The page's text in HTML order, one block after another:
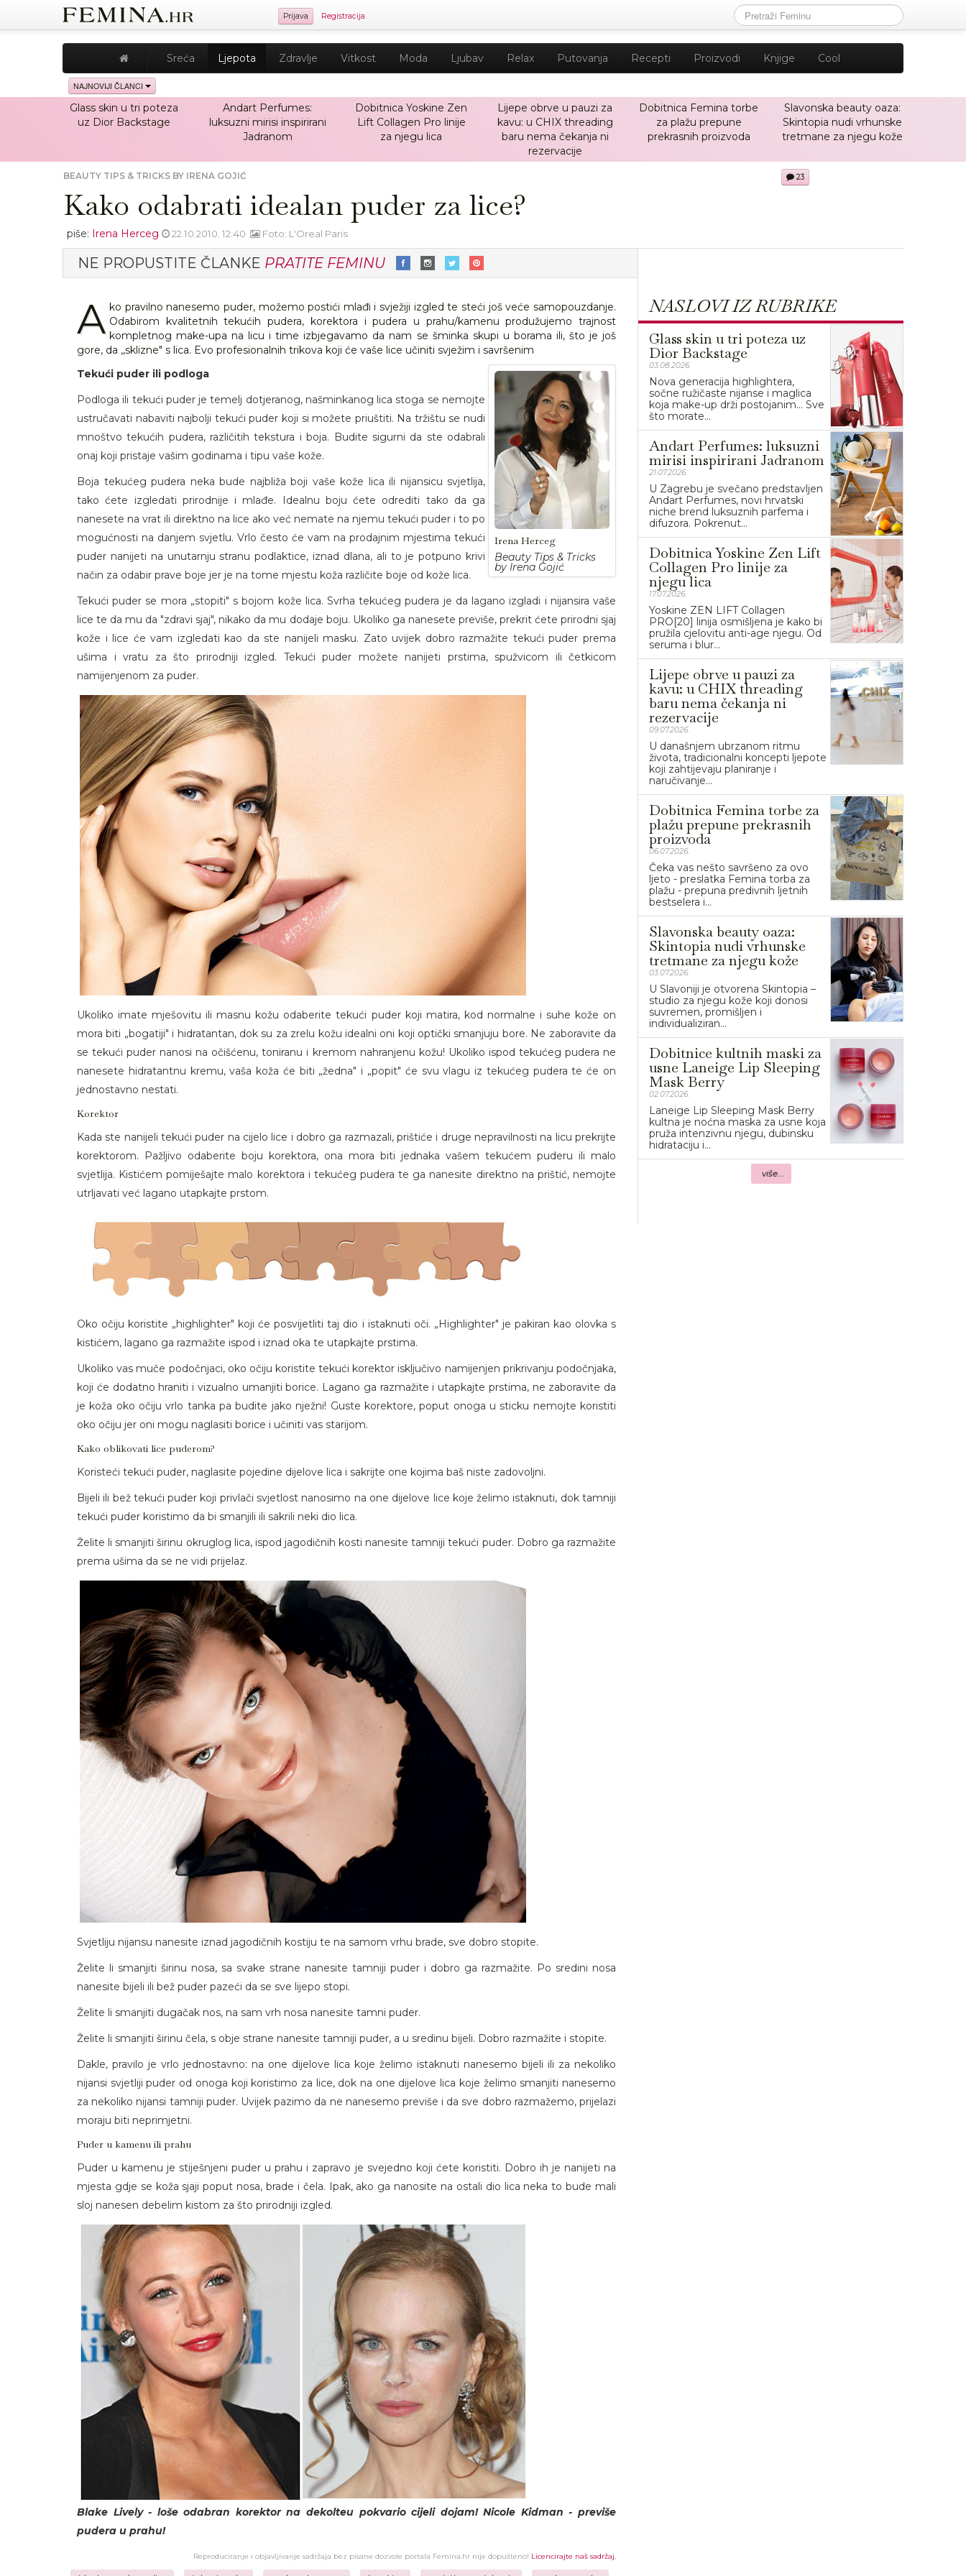
Prijava Registracija
Sreća Ljepota Zdravlje Vitkost Moda Ljubav Relax Putovanja Recepti Proizvodi Knjige Cool
NAJNOVIJI ČLANCI
Glass skin u tri poteza
uz Dior Backstage
Andart Perfumes:
luksuzni mirisi inspirirani
Jadranom
Dobitnica Yoskine Zen
Lift Collagen Pro linije
za njegu lica
Lijepe obrve u pauzi za
kavu: u CHIX threading
baru nema čekanja ni
rezervacije
Dobitnica Femina torbe
za plažu prepune
prekrasnih proizvoda
Slavonska beauty oaza:
Skintopia nudi vrhunske
tretmane za njegu kože
BEAUTY TIPS & TRICKS BY IRENA GOJIĆ
Kako odabrati idealan puder za lice?
23
piše: Irena Herceg 22.10.2010. 12:40 Foto: L'Oreal Paris
NE PROPUSTITE ČLANKE PRATITE FEMINU
A ko pravilno nanesemo puder, možemo postići mlađi i svježiji izgled te steći još veće samopouzdanje.
Odabirom kvalitetnih tekućih pudera, korektora i pudera u prahu/kamenu produžujemo trajnost
kompletnog make-upa na licu i time izbjegavamo da nam se šminka skupi u borama ili, što je još
gore, da ,,sklizne" s lica. Evo profesionalnih trikova koji će vaše lice učiniti svježim i savršenim
Irena Herceg
Beauty Tips & Tricks
by Irena Gojić
Tekući puder ili podloga
Podloga ili tekući puder je temelj dotjeranog, našminkanog lica stoga se nemojte
ustručavati nabaviti najbolji tekući puder koji si možete priuštiti. Na tržištu se nudi
mnoštvo tekućih pudera, različitih tekstura i boja. Budite sigurni da ste odabrali
onaj koji pristaje vašim godinama i tipu vaše kože.
Boja tekućeg pudera neka bude najbliža boji vaše kože lica ili nijansicu svjetlija,
tako ćete izgledati prirodnije i mlađe. Idealnu boju ćete odrediti tako da ga
nanesete na vrat ili direktno na lice ako već nemate na njemu tekući puder i to po
mogućnosti na danjem svjetlu. Vrlo često će vam na prodajnim mjestima tekući
puder nanijeti na unutarnju stranu podlaktice, iznad dlana, ali to je potpuno krivi
način za odabir prave boje jer je na tome mjestu koža različite boje od kože lica.
Tekući puder se mora „stopiti" s bojom kože lica. Svrha tekućeg pudera je da lagano izgladi i nijansira vaše
lice te da mu da "zdravi sjaj", nikako da mu dodaje boju. Ukoliko ga nanesete previše, prekrit ćete prirodni sjaj
kože i lice će vam izgledati kao da ste nanijeli masku. Zato uvijek dobro razmažite tekući puder prema
ušima i vratu za što prirodniji izgled. Tekući puder možete nanijeti prstima, spužvicom ili četkicom
namijenjenom za puder.
Ukoliko imate mješovitu ili masnu kožu odaberite tekući puder koji matira, kod normalne i suhe kože on
mora biti „bogatiji" i hidratantan, dok su za zrelu kožu idealni oni koji optički smanjuju bore. Ne zaboravite da
se tekući puder nanosi na očišćenu, toniranu i kremom nahranjenu kožu! Ukoliko ispod tekućeg pudera ne
nanesete hidratantnu kremu, vaša koža će biti „žedna" i „popit" će svu vlagu iz tekućeg pudera te će on
jednostavno nestati.
Korektor
Kada ste nanijeli tekući puder na cijelo lice i dobro ga razmazali, prištiće i druge nepravilnosti na licu prekrijte
korektorom. Pažljivo odaberite boju korektora, ona mora biti jednaka vašem tekućem puderu ili malo
svjetlija. Kistićem pomiješajte malo korektora i tekućeg pudera te ga nanesite direktno na prištić, nemojte
utrljavati već lagano utapkajte prstom.
Oko očiju koristite „highlighter" koji će posvijetliti taj dio i istaknuti oči. „Highlighter" je pakiran kao olovka s
kistićem, lagano ga razmažite ispod i iznad oka te utapkajte prstima.
Ukoliko vas muče podočnjaci, oko očiju koristite tekući korektor isključivo namijenjen prikrivanju podočnjaka,
koji će dodatno hraniti i vizualno umanjiti borice. Lagano ga razmažite i utapkajte prstima, ne zaboravite da
je koža oko očiju vrlo tanka pa budite jako nježni! Guste korektore, poput onoga u sticku nemojte koristiti
oko očiju jer oni mogu naglasiti borice i učiniti vas starijom.
Kako oblikovati lice puderom?
Koristeći tekući puder, naglasite pojedine dijelove lica i sakrijte one kojima baš niste zadovoljni.
Bijeli ili bež tekući puder koji privlači svjetlost nanosimo na one dijelove lice koje želimo istaknuti, dok tamniji
tekući puder koristimo da bi smanjili ili sakrili neki dio lica.
Želite li smanjiti širinu okruglog lica, ispod jagodičnih kosti nanesite tamniji tekući puder. Dobro ga razmažite
prema ušima da se ne vidi prijelaz.
Svjetliju nijansu nanesite iznad jagodičnih kostiju te na samom vrhu brade, sve dobro stopite.
Želite li smanjiti širinu nosa, sa svake strane nanesite tamniji puder i dobro ga razmažite. Po sredini nosa
nanesite bijeli ili bež puder pazeći da se sve lijepo stopi.
Želite li smanjiti dugačak nos, na sam vrh nosa nanesite tamni puder.
Želite li smanjiti širinu čela, s obje strane nanesite tamniji puder, a u sredinu bijeli. Dobro razmažite i stopite.
Dakle, pravilo je vrlo jednostavno: na one dijelove lica koje želimo istaknuti nanesemo bijeli ili za nekoliko
nijansi svjetliji puder od onoga koji koristimo za lice, dok na one dijelove lica koje želimo smanjiti nanesemo
za nekoliko nijansi tamniji puder. Uvijek pazimo da ne nanesemo previše i da sve dobro razmažemo, prijelazi
moraju biti neprimjetni.
Puder u kamenu ili prahu
Puder u kamenu je stiješnjeni puder u prahu i zapravo je svejedno koji ćete koristiti. Dobro ih je nanijeti na
mjesta gdje se koža sjaji poput nosa, brade i čela. Ipak, ako ga nanosite na ostali dio lica neka to bude mali
sloj nanesen debelim kistom za što prirodniji izgled.
Blake Lively - loše odabran korektor na dekolteu pokvario cijeli dojam! Nicole Kidman - previše
pudera u prahu!
Reproduciranje i objavljivanje sadržaja bez pisane dozvole portala Femina.hr nije dopušteno! Licencirajte naš sadržaj.
NASLOVI IZ RUBRIKE
Glass skin u tri poteza uz
Dior Backstage
03.08.2026.
Nova generacija highlightera,
sočne ružičaste nijanse i maglica
koja make-up drži postojanim… Sve
što morate...
Andart Perfumes: luksuzni
mirisi inspirirani Jadranom
21.07.2026.
U Zagrebu je svečano predstavljen
Andart Perfumes, novi hrvatski
niche brend luksuznih parfema i
difuzora. Pokrenut...
Dobitnica Yoskine Zen Lift
Collagen Pro linije za
njegu lica
17.07.2026.
Yoskine ZEN LIFT Collagen
PRO[20] linija osmišljena je kako bi
pružila cjelovitu anti-age njegu. Od
seruma i blur...
Lijepe obrve u pauzi za
kavu: u CHIX threading
baru nema čekanja ni
rezervacije
09.07.2026.
U današnjem ubrzanom ritmu
života, tradicionalni koncepti ljepote
koji zahtijevaju planiranje i
naručivanje...
Dobitnica Femina torbe za
plažu prepune prekrasnih
proizvoda
06.07.2026.
Čeka vas nešto savršeno za ovo
ljeto - preslatka Femina torba za
plažu - prepuna predivnih ljetnih
bestselera i...
Slavonska beauty oaza:
Skintopia nudi vrhunske
tretmane za njegu kože
03.07.2026.
U Slavoniji je otvorena Skintopia –
studio za njegu kože koji donosi
suvremen, promišljen i
individualiziran...
Dobitnice kultnih maski za
usne Laneige Lip Sleeping
Mask Berry
02.07.2026.
Laneige Lip Sleeping Mask Berry
kultna je noćna maska za usne koja
pruža intenzivnu njegu, dubinsku
hidrataciju i...
više...